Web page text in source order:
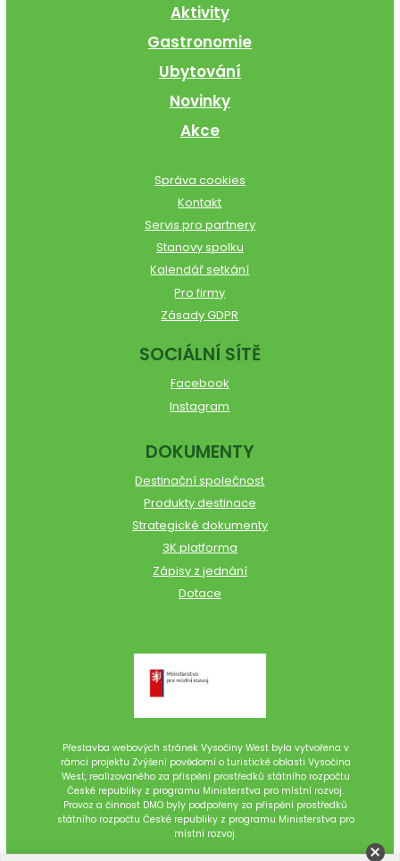
Aktivity
Gastronomie
Ubytování
Novinky
Akce
Správa cookies
Kontakt
Servis pro partnery
Stanovy spolku
Kalendář setkání
Pro firmy
Zásady GDPR
SOCIÁLNÍ SÍTĚ
Facebook
Instagram
DOKUMENTY
Destinační společnost
Produkty destinace
Strategické dokumenty
3K platforma
Zápisy z jednání
Dotace
Přestavba webových stránek Vysočiny West byla vytvořena v
rámci projektu Zvýšení povědomí o turistické oblasti Vysočina
West, realizovaného za přispění prostředků státního rozpočtu
České republiky z programu Ministerstva pro místní rozvoj.
Provoz a činnost DMO byly podpořeny za přispění prostředků
státního rozpočtu České republiky z programu Ministerstva pro
místní rozvoj.